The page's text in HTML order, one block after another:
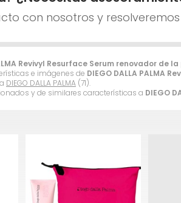
Revivyl Resurface Serum renovador de
e imágenes de DIEGO DALLA PALMA
DIEGO DALLA PALMA (71).
y de similares características a DIEGO
con nosotros y